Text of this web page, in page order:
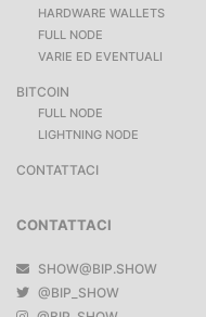
HARDWARE WALLETS
FULL NODE
VARIE ED EVENTUALI
BITCOIN
FULL NODE
LIGHTNING NODE
CONTATTACI
CONTATTACI
SHOW@BIP.SHOW
@BIP_SHOW